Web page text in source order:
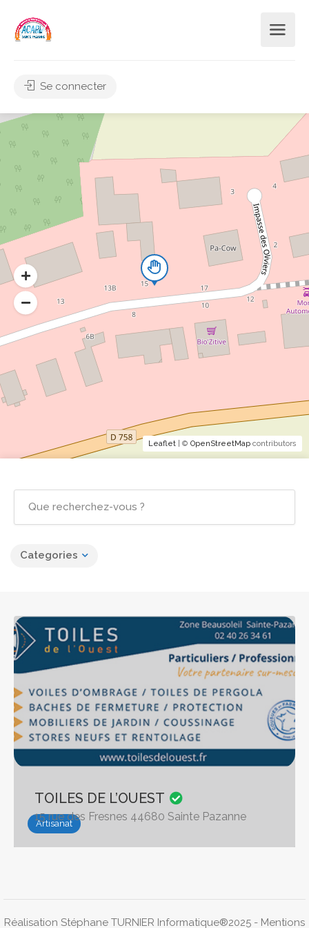
Se connecter
Categories
Artisanat
TOILES DE L’OUEST
15 rue des Fresnes 44680 Sainte Pazanne
Réalisation Stéphane TURNIER Informatique®2025 - Mentions
Leaflet | © OpenStreetMap contributors